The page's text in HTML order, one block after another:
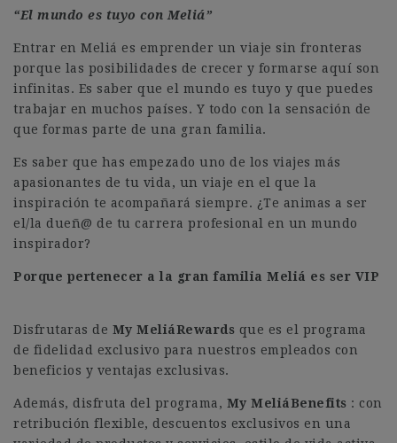
“El mundo es tuyo con Meliá”
Entrar en Meliá es emprender un viaje sin fronteras
porque las posibilidades de crecer y formarse aquí son
infinitas. Es saber que el mundo es tuyo y que puedes
trabajar en muchos países. Y todo con la sensación de
que formas parte de una gran familia.
Es saber que has empezado uno de los viajes más
apasionantes de tu vida, un viaje en el que la
inspiración te acompañará siempre. ¿Te animas a ser
el/la dueñ@ de tu carrera profesional en un mundo
inspirador?
Porque pertenecer a la gran familia Meliá es ser VIP
Disfrutaras de My MeliáRewards que es el programa
de fidelidad exclusivo para nuestros empleados con
beneficios y ventajas exclusivas.
Además, disfruta del programa, My MeliáBenefits : con
retribución flexible, descuentos exclusivos en una